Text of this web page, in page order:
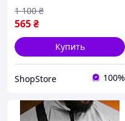
565₴
1 100 ₴
Купить
ShopStore 100%